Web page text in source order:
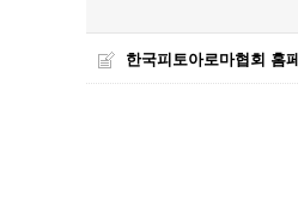
한국피토아로마협회 홈